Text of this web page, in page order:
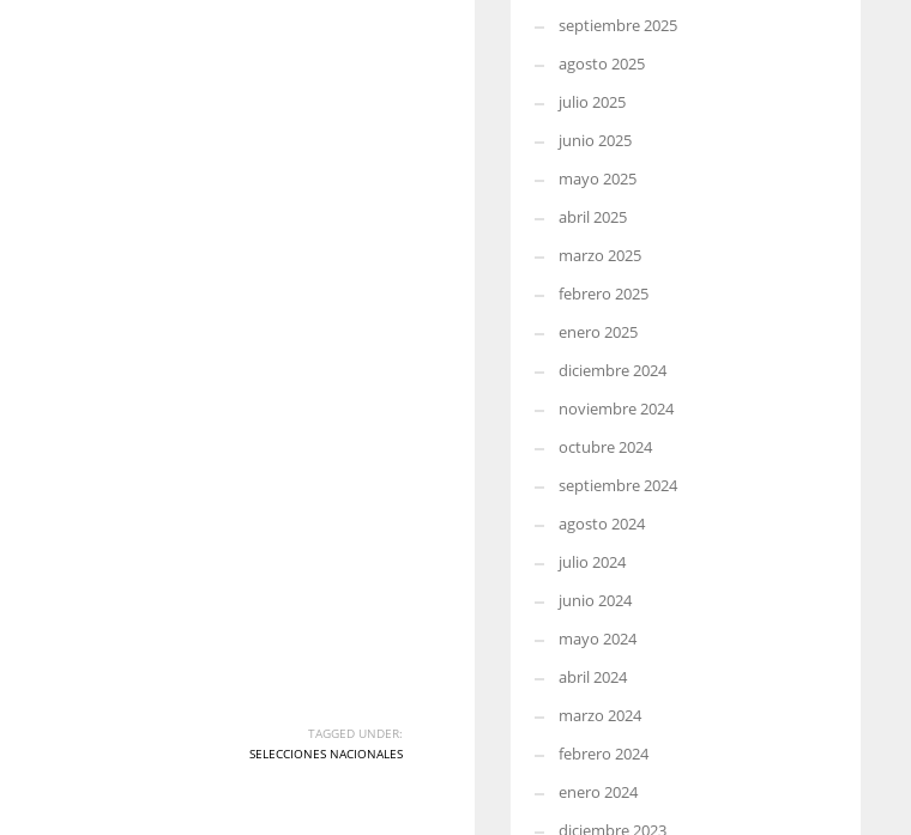
TAGGED UNDER:
SELECCIONES NACIONALES
septiembre 2025
agosto 2025
julio 2025
junio 2025
mayo 2025
abril 2025
marzo 2025
febrero 2025
enero 2025
diciembre 2024
noviembre 2024
octubre 2024
septiembre 2024
agosto 2024
julio 2024
junio 2024
mayo 2024
abril 2024
marzo 2024
febrero 2024
enero 2024
diciembre 2023